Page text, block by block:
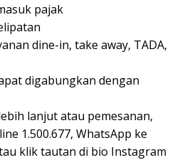
pajak
dine-in, take away, TADA,
digabungkan dengan
lanjut atau pemesanan,
1.500.677, WhatsApp ke
klik tautan di bio Instagram